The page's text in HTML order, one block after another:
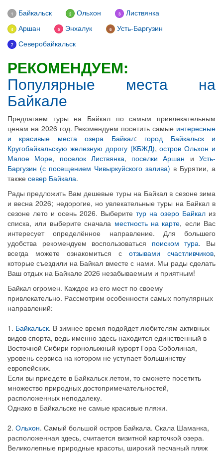
1 Байкальск 2 Ольхон 3 Листвянка
4 Аршан 5 Энхалук 6 Усть-Баргузин
7 Северобайкальск
РЕКОМЕНДУЕМ:
Популярные места на
Байкале
Предлагаем туры на Байкал по самым привлекательным
ценам на 2026 год. Рекомендуем посетить самые интересные
и красивые места озера Байкал: город Байкальск и
Кругобайкальскую железную дорогу (КБЖД),остров Ольхон и
Малое Море, поселок Листвянка, поселки Аршан иУсть-
Баргузин (с посещением Чивыркуйского залива) в Бурятии, а
также север Байкала.
Рады предложить Вам дешевые туры на Байкал в сезоне зима
и весна 2026; недорогие, но увлекательные туры на Байкал в
сезоне лето и осень 2026. Выберите тур на озеро Байкал из
списка, или выберите сначала местность на карте, если Вас
интересует определённое направление. Для большего
удобства рекомендуем воспользоваться поиском тура. Вы
всегда можете ознакомиться с отзывами счастливчиков,
которые съездили на Байкал вместе с нами. Мы рады сделать
Ваш отдых на Байкале 2026 незабываемым и приятным!
Байкал огромен. Каждое из его мест по своему
привлекательно. Рассмотрим особенности самых популярных
направлений:
1. Байкальск. В зимнее время подойдет любителям активных
видов спорта, ведь именно здесь находится единственный в
Восточной Сибири горнолыжный курорт Гора Соболиная,
уровень сервиса на котором не уступает большинству
европейских.
Если вы приедете в Байкальск летом, то сможете посетить
множество природных достопримечательностей,
расположенных неподалеку.
Однако в Байкальске не самые красивые пляжи.
2. Ольхон. Самый большой остров Байкала. Скала Шаманка,
расположенная здесь, считается визитной карточкой озера.
Великолепные природные красоты, широкий песчаный пляж